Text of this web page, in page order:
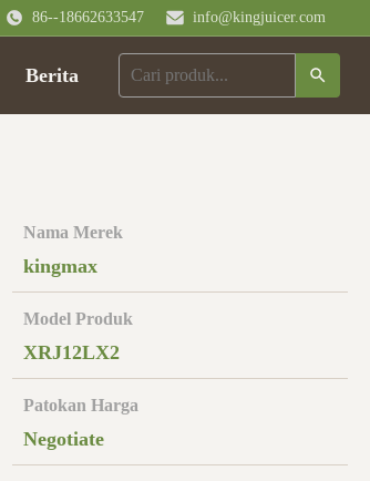
86--18662633547 info@kingjuicer.com
Berita
Nama Merek
kingmax
Model Produk
XRJ12LX2
Patokan Harga
Negotiate